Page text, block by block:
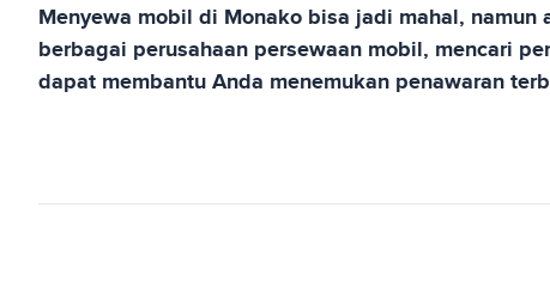
Menyewa mobil di Monako bisa jadi mahal,
berbagai perusahaan persewaan mobil, mencari
dapat membantu Anda menemukan penawaran